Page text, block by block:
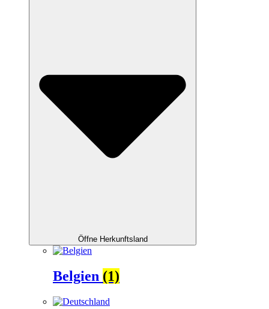
Öffne Herkunftsland
Belgien (1)